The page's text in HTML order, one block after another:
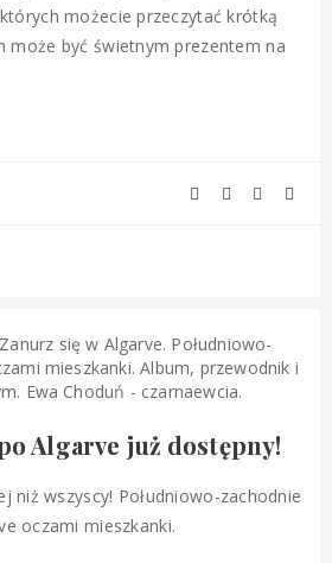
możecie przeczytać krótką
może być świetnym prezentem na
Algarve już dostępny!
niż wszyscy! Południowo-zachodnie
oczami mieszkanki.